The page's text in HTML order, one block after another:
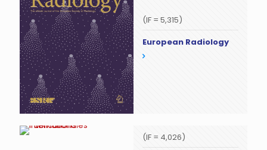
(IF = 5,315)
European Radiology
(IF = 4,026)